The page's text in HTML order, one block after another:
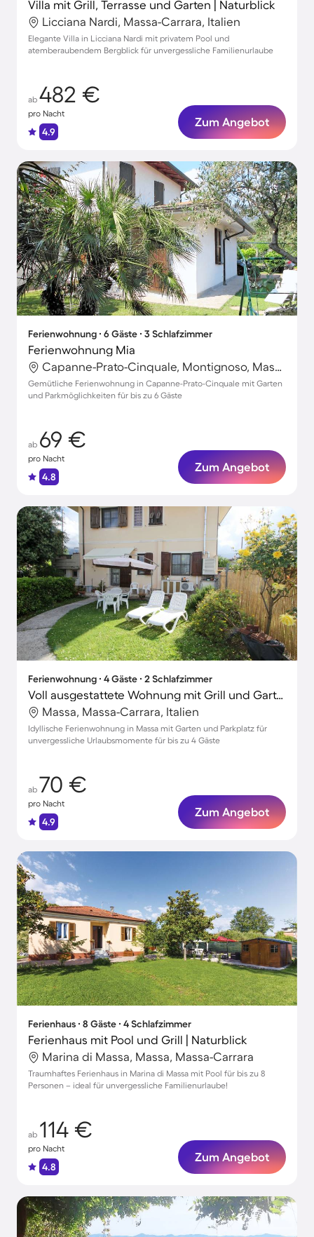
Villa mit Grill, Terrasse und Garten | Naturblick
Licciana Nardi, Massa-Carrara, Italien
Elegante Villa in Licciana Nardi mit privatem Pool und
atemberaubendem Bergblick für unvergessliche Familienurlaube
ab 482 €
pro Nacht
4.9
Zum Angebot
Ferienwohnung ∙ 6 Gäste ∙ 3 Schlafzimmer
Ferienwohnung Mia
Capanne-Prato-Cinquale, Montignoso, Massa-Carrara
Gemütliche Ferienwohnung in Capanne-Prato-Cinquale mit Garten
und Parkmöglichkeiten für bis zu 6 Gäste
ab 69 €
pro Nacht
4.8
Zum Angebot
Ferienwohnung ∙ 4 Gäste ∙ 2 Schlafzimmer
Voll ausgestattete Wohnung mit Grill und Garten
Massa, Massa-Carrara, Italien
Idyllische Ferienwohnung in Massa mit Garten und Parkplatz für
unvergessliche Urlaubsmomente für bis zu 4 Gäste
ab 70 €
pro Nacht
4.9
Zum Angebot
Ferienhaus ∙ 8 Gäste ∙ 4 Schlafzimmer
Ferienhaus mit Pool und Grill | Naturblick
Marina di Massa, Massa, Massa-Carrara
Traumhaftes Ferienhaus in Marina di Massa mit Pool für bis zu 8
Personen – ideal für unvergessliche Familienurlaube!
ab 114 €
pro Nacht
4.8
Zum Angebot